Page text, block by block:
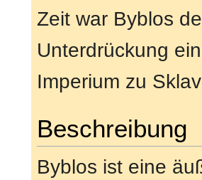
Zeit war Byblos
Unterdrückung
Imperium zu
Beschreibung
Byblos ist eine